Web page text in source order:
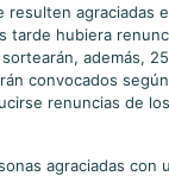
resulten agraciadas
tarde hubiera
además,
convocados
renuncias de
agraciadas con